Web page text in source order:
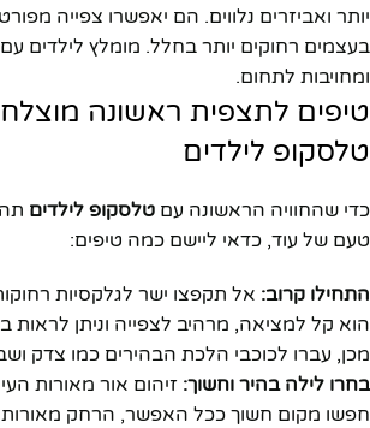
יותר ואביזרים נלווים. הם יאפשרו צפייה
בעצמים רחוקים יותר בחלל. מומלץ לילדים עם
ומחויבות לתחום.
טיפים לתצפית ראשונה
טלסקופ לילדים
כדי שהחוויה הראשונה עם טלסקופ לילדים
טעם של עוד, כדאי ליישם כמה טיפים:
התחילו קרוב: אל תקפצו ישר לגלקסיות
הוא קל למציאה, מרהיב לצפייה וניתן לראות
מכן, עברו לכוכבי הלכת הבהירים כמו צדק
בחרו לילה בהיר וחשוך: זיהום אור מאורות
חפשו מקום חשוך ככל האפשר, הרחק מאורות